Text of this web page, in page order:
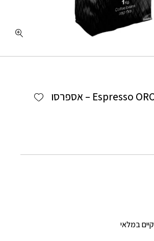
wishlist
1 ק”ג פולי קפה Espresso ORO – אספרסו
קיים במלאי